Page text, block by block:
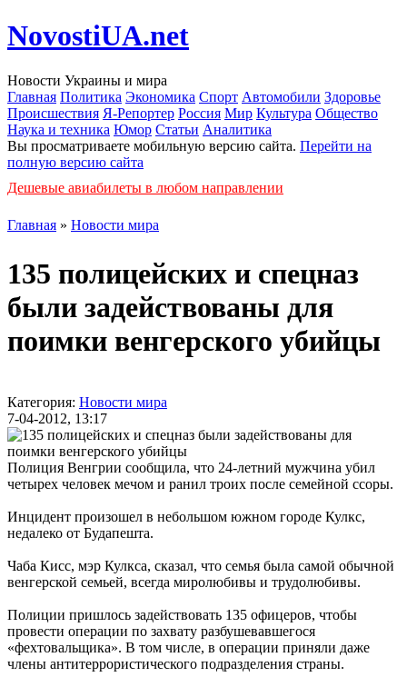
NovostiUA.net
Новости Украины и мира
Главная Политика Экономика Спорт Автомобили Здоровье
Происшествия Я-Репортер Россия Мир Культура Общество
Наука и техника Юмор Статьи Аналитика
Вы просматриваете мобильную версию сайта. Перейти на
полную версию сайта
Дешевые авиабилеты в любом направлении
Главная » Новости мира
135 полицейских и спецназ
были задействованы для
поимки венгерского убийцы
Категория: Новости мира
7-04-2012, 13:17
Полиция Венгрии сообщила, что 24-летний мужчина убил
четырех человек мечом и ранил троих после семейной ссоры.
Инцидент произошел в небольшом южном городе Кулкс,
недалеко от Будапешта.
Чаба Кисс, мэр Кулкса, сказал, что семья была самой обычной
венгерской семьей, всегда миролюбивы и трудолюбивы.
Полиции пришлось задействовать 135 офицеров, чтобы
провести операции по захвату разбушевавшегося
«фехтовальщика». В том числе, в операции приняли даже
члены антитеррористического подразделения страны.